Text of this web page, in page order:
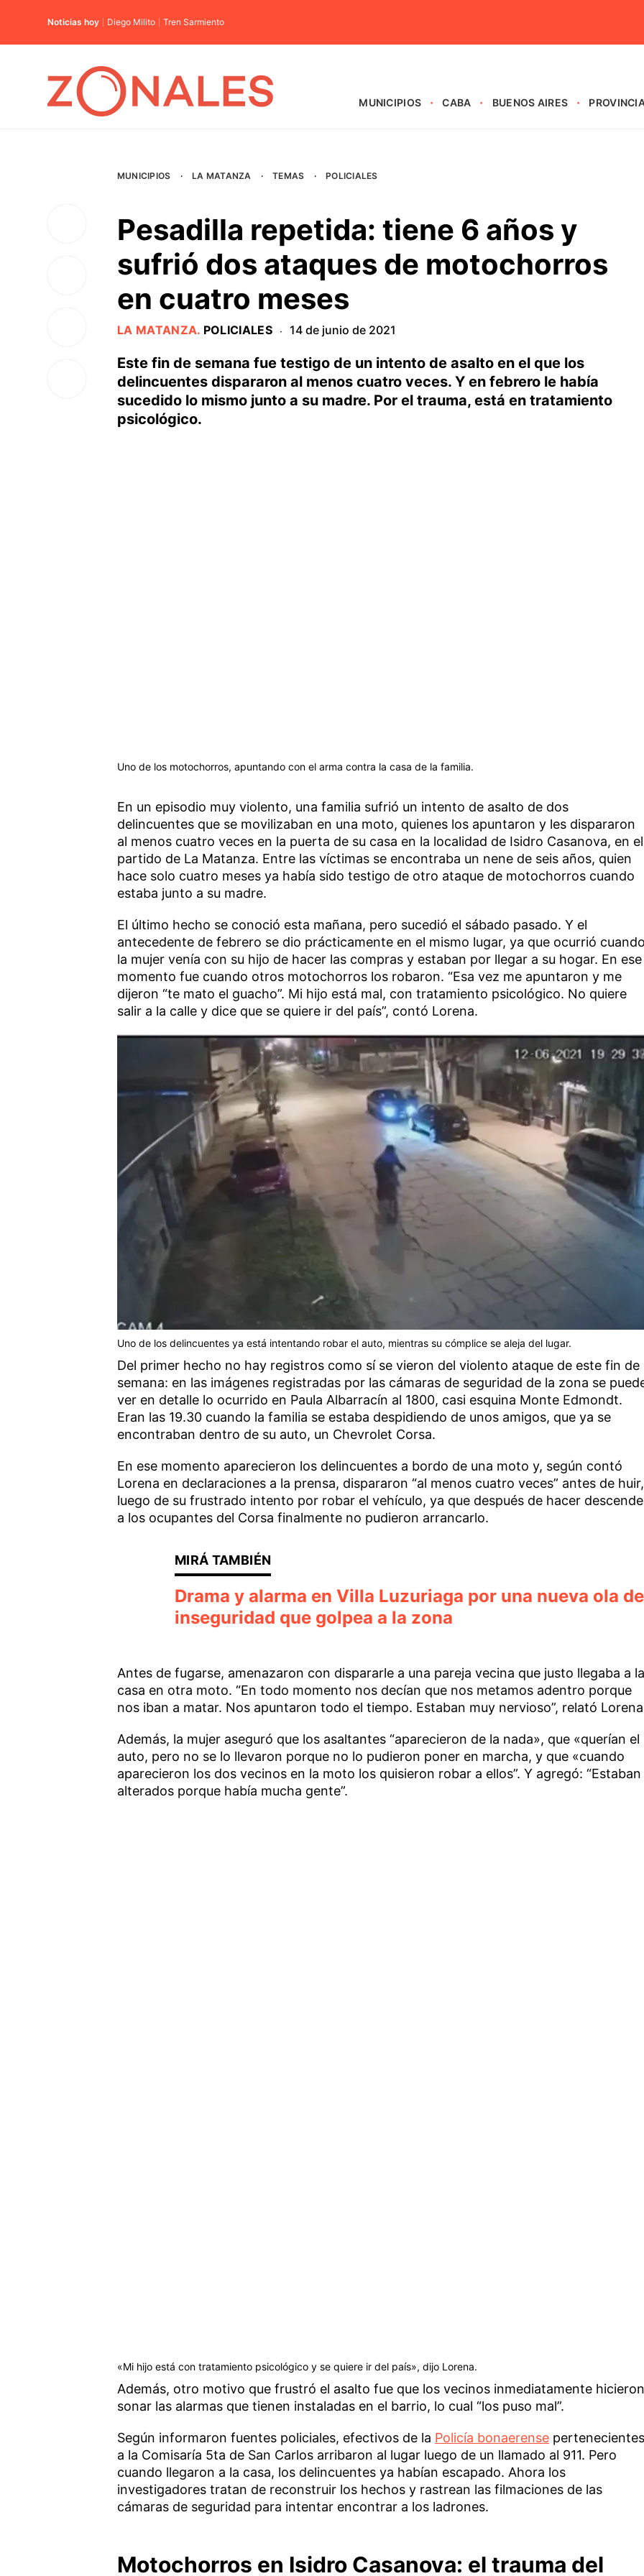
Noticias hoy Diego Milito Tren Sarmiento
MUNICIPIOS CABA BUENOS AIRES
MUNICIPIOS · LA MATANZA · TEMAS · POLICIALES
Pesadilla repetida: tiene 6 años y
sufrió dos ataques de motochorros
en cuatro meses
LA MATANZA. POLICIALES · 14 de junio de 2021
Este fin de semana fue testigo de un intento de asalto en el que los
delincuentes dispararon al menos cuatro veces. Y en febrero le había
sucedido lo mismo junto a su madre. Por el trauma, está en tratamiento
psicológico.
Uno de los motochorros, apuntando con el arma contra la casa de la familia.
En un episodio muy violento, una familia sufrió un intento de asalto de dos
delincuentes que se movilizaban en una moto, quienes los apuntaron y les dispararon
al menos cuatro veces en la puerta de su casa en la localidad de Isidro Casanova, en el
partido de La Matanza. Entre las víctimas se encontraba un nene de seis años, quien
hace solo cuatro meses ya había sido testigo de otro ataque de motochorros cuando
estaba junto a su madre.
El último hecho se conoció esta mañana, pero sucedió el sábado pasado. Y el
antecedente de febrero se dio prácticamente en el mismo lugar, ya que ocurrió
la mujer venía con su hijo de hacer las compras y estaban por llegar a su hogar. En ese
momento fue cuando otros motochorros los robaron. “Esa vez me apuntaron y me
dijeron “te mato el guacho”. Mi hijo está mal, con tratamiento psicológico. No quiere
salir a la calle y dice que se quiere ir del país”, contó Lorena.
Uno de los delincuentes ya está intentando robar el auto, mientras su cómplice se aleja del lugar.
Del primer hecho no hay registros como sí se vieron del violento ataque de este fin de
semana: en las imágenes registradas por las cámaras de seguridad de la zona se
ver en detalle lo ocurrido en Paula Albarracín al 1800, casi esquina Monte Edmondt.
Eran las 19.30 cuando la familia se estaba despidiendo de unos amigos, que ya se
encontraban dentro de su auto, un Chevrolet Corsa.
En ese momento aparecieron los delincuentes a bordo de una moto y, según contó
Lorena en declaraciones a la prensa, dispararon “al menos cuatro veces” antes de huir,
luego de su frustrado intento por robar el vehículo, ya que después de hacer
a los ocupantes del Corsa finalmente no pudieron arrancarlo.
Drama y alarma en Villa Luzuriaga por una nueva ola de
inseguridad que golpea a la zona
Antes de fugarse, amenazaron con dispararle a una pareja vecina que justo llegaba a la
casa en otra moto. “En todo momento nos decían que nos metamos adentro porque
nos iban a matar. Nos apuntaron todo el tiempo. Estaban muy nervioso”, relató
Además, la mujer aseguró que los asaltantes “aparecieron de la nada», que «querían el
auto, pero no se lo llevaron porque no lo pudieron poner en marcha, y que «cuando
aparecieron los dos vecinos en la moto los quisieron robar a ellos”. Y agregó: “Estaban
alterados porque había mucha gente”.
«Mi hijo está con tratamiento psicológico y se quiere ir del país», dijo Lorena.
Además, otro motivo que frustró el asalto fue que los vecinos inmediatamente hicieron
sonar las alarmas que tienen instaladas en el barrio, lo cual “los puso mal”.
Según informaron fuentes policiales, efectivos de la Policía bonaerensepertenecientes
a la Comisaría 5ta de San Carlos arribaron al lugar luego de un llamado al 911. Pero
cuando llegaron a la casa, los delincuentes ya habían escapado. Ahora los
investigadores tratan de reconstruir los hechos y rastrean las filmaciones de las
cámaras de seguridad para intentar encontrar a los ladrones.
Motochorros en Isidro Casanova: el trauma del